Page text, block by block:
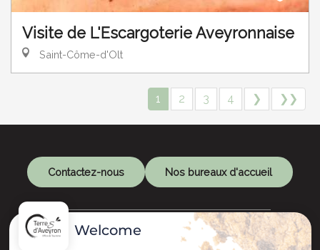
Visite de L'Escargoterie Aveyronnaise
Saint-Côme-d'Olt
1 2 3 4 ❯ ❯❯
Contactez-nous Nos bureaux d'accueil
Restons connectés
Welcome